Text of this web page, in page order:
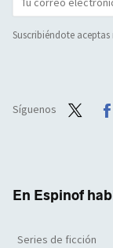
Suscribiéndote aceptas
Síguenos
En Espinof
Series de ficción